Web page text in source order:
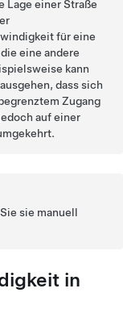
Lage einer Straße
für eine
eine andere
kann
dass sich
Zugang
auf einer
sie manuell
in